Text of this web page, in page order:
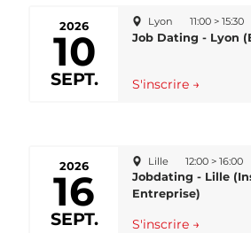
2026
10
SEPT.
Lyon 11:00 > 15:30
Job Dating - Lyon
S'inscrire →
2026
16
SEPT.
Lille 12:00 > 16:00
Jobdating - Lille
Entreprise)
S'inscrire →